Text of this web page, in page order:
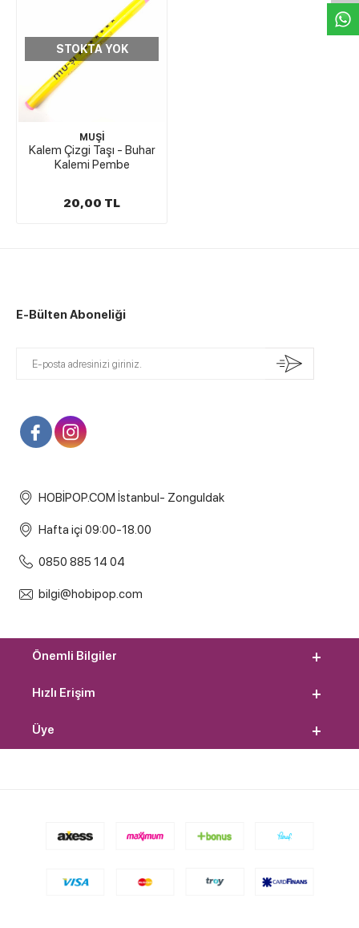
STOKTA YOK
MUŞİ
Kalem Çizgi Taşı - Buhar
Kalemi Pembe
20,00 TL
E-Bülten Aboneliği
HOBİPOP.COM İstanbul- Zonguldak
Hafta içi 09:00-18.00
0850 885 14 04
bilgi@hobipop.com
Önemli Bilgiler
Hızlı Erişim
Üye